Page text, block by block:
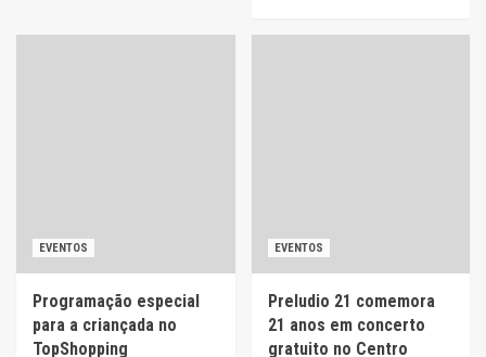
EVENTOS
Programação especial
para a criançada no
TopShopping
EVENTOS
Preludio 21 comemora
21 anos em concerto
gratuito no Centro